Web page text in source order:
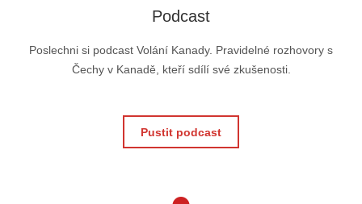
Podcast
Poslechni si podcast Volání Kanady. Pravidelné rozhovory s
Čechy v Kanadě, kteří sdílí své zkušenosti.
Pustit podcast